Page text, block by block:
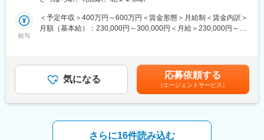
■組織概要
デジタルソサエティ事業部は、マイナンバーカードを軸として、
配属チームでは、認証・ID基盤の提供と活用によるDX推進をミッ
ションとしています。
http://www.nttdata.com/jp/ja/case/voice/2018032801.html
計・仕様検討・基本設計・詳細設計からシステム評価をお任せい
たします。具体的には下記業務に従事いただきます。
・システムの仕様検討～概要設計
・アプリケーションの詳細設計～製造／試験
ジュール調整
※入社時のスキルによって、担当する業務範囲が変わる可能性があ
ります。
言語：C Java（C言語メインです）
給与
＜予定年収＞400万円～600万円＜賃金形態＞月給制＜賃金内訳＞
月額（基本給）：230,000円～300,000円＜月給＞230,000円～
デル年収：・入社4年目…400万・入社15年目…500万・入社20年
目…600万賃金はあくまでも目安の金額であり、選考を通じて上
下する可能性があります。月給(月額)は固定手当を含めた表記で
す。
気になる 応募依頼する
（エージェントサービス）
さらに16件読み込む